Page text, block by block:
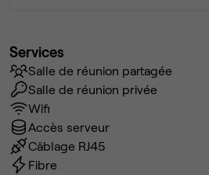
Services
Salle de réunion partagée
Salle de réunion privée
Wifi
Accès serveur
Câblage RJ45
Fibre